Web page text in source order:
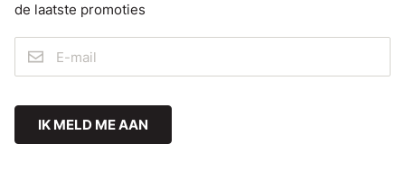
de laatste promoties
IK MELD ME AAN